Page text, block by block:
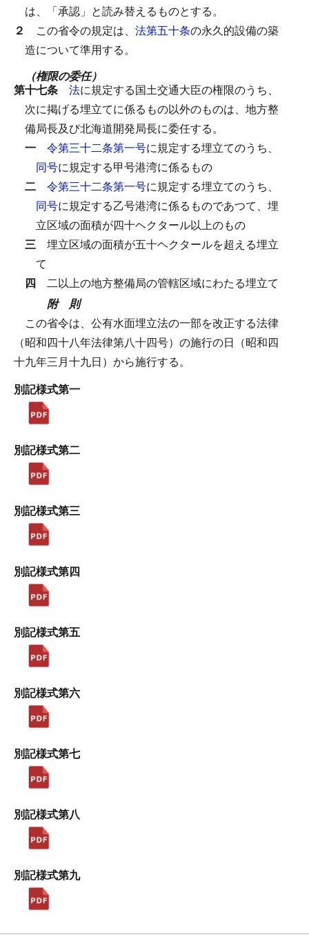
は、「承認」と読み替えるものとする。
２ この省令の規定は、 法第五十条の永久的設備の築
造について準用する。
（権限の委任）
第十七条 法に規定する国土交通大臣の権限のうち、
次に掲げる埋立てに係るもの以外のものは、地方整
備局長及び北海道開発局長に委任する。
一 令第三十二条第一号に規定する埋立てのうち、
同号に規定する甲号港湾に係るもの
二 令第三十二条第一号に規定する埋立てのうち、
同号に規定する乙号港湾に係るものであつて、埋
立区域の面積が四十ヘクタール以上のもの
三 埋立区域の面積が五十ヘクタールを超える埋立
て
四 二以上の地方整備局の管轄区域にわたる埋立て
附 則
この省令は、公有水面埋立法の一部を改正する法律
（昭和四十八年法律第八十四号）の施行の日（昭和四
十九年三月十九日）から施行する。
別記様式第一
別記様式第二
別記様式第三
別記様式第四
別記様式第五
別記様式第六
別記様式第七
別記様式第八
別記様式第九